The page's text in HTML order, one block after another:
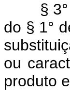
§
do § 1°
ou
produto